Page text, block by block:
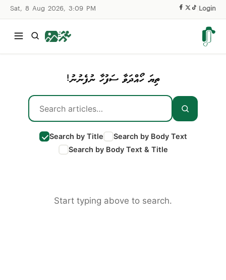
Sat, 8 Aug 2026, 3:09 PM Login
ތިޔަ ހޯއްދަވާ ސަފުހާ ނުފެނުނު!
Search by Title
Search by Body Text
Search by Body Text & Title
Start typing above to search.